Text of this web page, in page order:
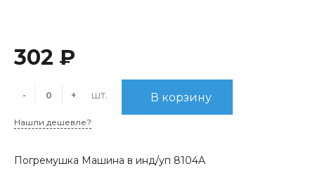
302 ₽
- + шт. В корзину
Нашли дешевле?
Погремушка Машина в инд/уп 8104A